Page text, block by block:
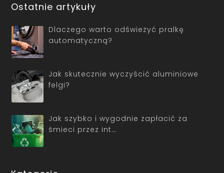
Ostatnie artykuły
Dlaczego warto odświeżyć pralkę
automatyczną?
Jak skutecznie wyczyścić aluminiowe
felgi?
Jak szybko i wygodnie zapłacić za
śmieci przez int…